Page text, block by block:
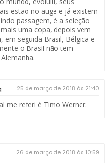
estão no auge e já existem
passagem, é a seleção
uma copa, depois vem
em seguida Brasil, Bélgica e
o Brasil não tem
25 de março de 2018 às 21:40
me referi é Timo Werner.
26 de março de 2018 às 10:59